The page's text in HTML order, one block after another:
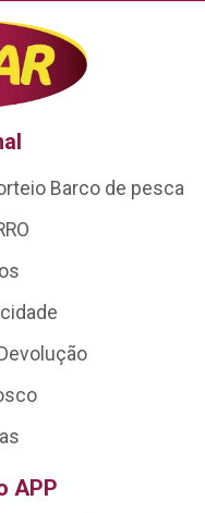
Barco de pesca
APP